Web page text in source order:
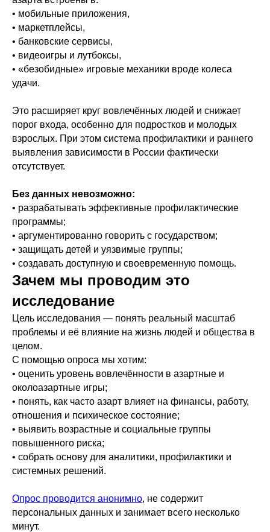
• мобильные приложения,
• маркетплейсы,
• банковские сервисы,
• видеоигры и лутбоксы,
• «безобидные» игровые механики вроде колеса
удачи.
Это расширяет круг вовлечённых людей и снижает
порог входа, особенно для подростков и молодых
взрослых. При этом система профилактики и раннего
выявления зависимости в России фактически
отсутствует.
Без данных невозможно:
• разрабатывать эффективные профилактические
программы;
• аргументированно говорить с государством;
• защищать детей и уязвимые группы;
• создавать доступную и своевременную помощь.
Зачем мы проводим это
исследование
Цель исследования — понять реальный масштаб
проблемы и её влияние на жизнь людей и общества в
целом.
С помощью опроса мы хотим:
• оценить уровень вовлечённости в азартные и
околoазартные игры;
• понять, как часто азарт влияет на финансы, работу,
отношения и психическое состояние;
• выявить возрастные и социальные группы
повышенного риска;
• собрать основу для аналитики, профилактики и
системных решений.
Опрос проводится анонимно, не содержит
персональных данных и занимает всего несколько
минут.